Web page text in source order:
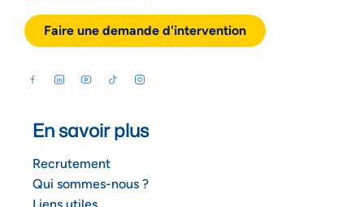
Faire une demande d'intervention
En savoir plus
Recrutement
Qui sommes-nous ?